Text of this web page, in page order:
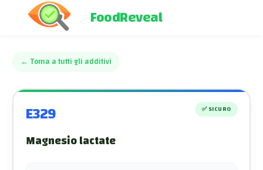
FoodReveal
← Torna a tutti gli additivi
E329 ✅SICURO
Magnesio lactate